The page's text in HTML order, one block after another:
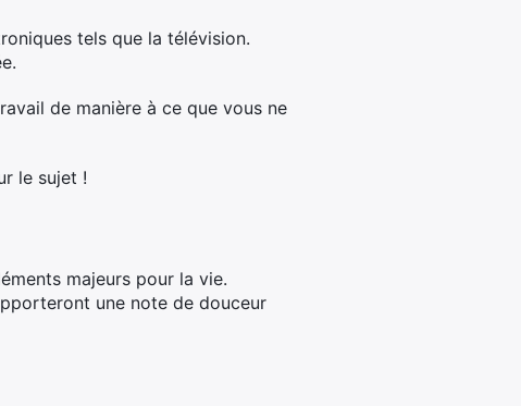
tels que la télévision.
de manière à ce que vous ne
le sujet !
majeurs pour la vie.
une note de douceur